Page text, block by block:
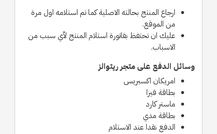
ارجاع المنتج بحالته الاصلية كما تم استلامه اول مرة
من الموقع.
عليك ان تحتفظ بفاتورة استلام المنتج لأي سبب من
الاسباب.
وسائل الدفع على متجر ريتوالز
امريكان اكسبريس
بطاقة فيزا
ماستر كارد
بطاقة مدي
الدفع نقدا عند الاستلام